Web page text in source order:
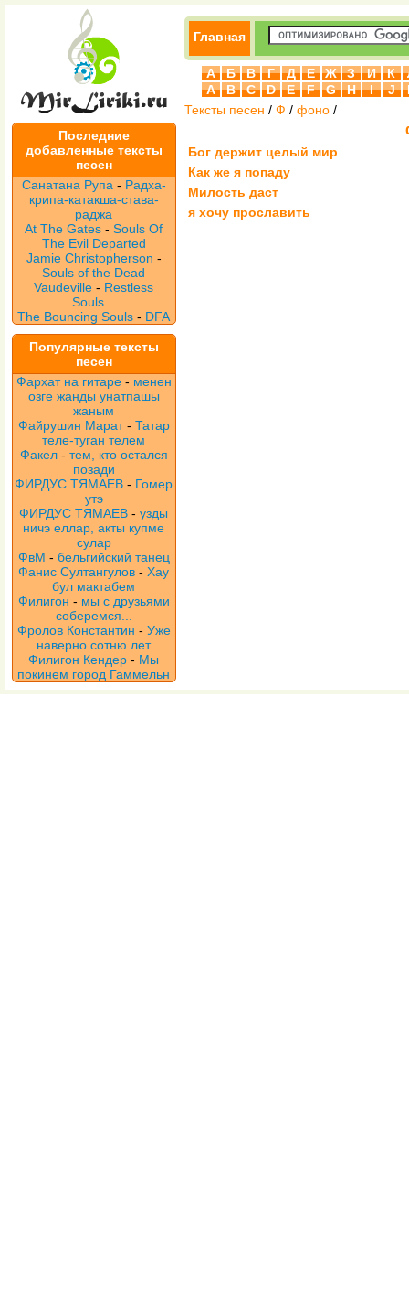
Последние
добавленные тексты
песен
Санатана Рупа - Радха-
крипа-катакша-става-
раджа
At The Gates -Souls Of
The Evil Departed
Jamie Christopherson -
Souls of the Dead
Vaudeville- Restless
Souls...
The Bouncing Souls - DFA
Популярные тексты
песен
Фархат на гитаре - менен
озге жанды унатпашы
жаным
Файрушин Марат- Татар
теле-туган телем
Факел - тем, кто остался
позади
ФИРДУС ТЯМАЕВ - Гомер
утэ
ФИРДУС ТЯМАЕВ -узды
ничэ еллар, акты купме
сулар
ФвМ - бельгийский танец
Фанис Султангулов -Хау
бул мактабем
Филигон - мы с друзьями
соберемся...
Фролов Константин - Уже
наверно сотню лет
Филигон Кендер - Мы
покинем город Гаммельн
Главная
А Б В Г Д Е Ж З И К
A
B C D E F G H I J
Тексты песен / Ф / фоно /
Бог держит целый мир
Как же я попаду
Милость даст
я хочу прославить